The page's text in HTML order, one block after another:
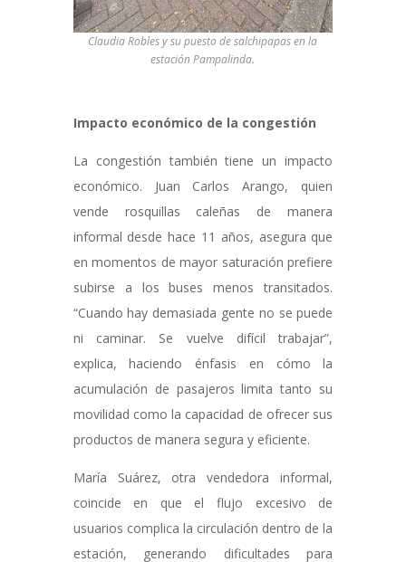
Claudia Robles y su puesto de salchipapas en la
estación Pampalinda.
Impacto económico de la congestión
La congestión también tiene un impacto
económico. Juan Carlos Arango, quien
vende rosquillas caleñas de manera
informal desde hace 11 años, asegura que
en momentos de mayor saturación prefiere
subirse a los buses menos transitados.
“Cuando hay demasiada gente no se puede
ni caminar. Se vuelve difícil trabajar”,
explica, haciendo énfasis en cómo la
acumulación de pasajeros limita tanto su
movilidad como la capacidad de ofrecer sus
productos de manera segura y eficiente.
María Suárez, otra vendedora informal,
coincide en que el flujo excesivo de
usuarios complica la circulación dentro de la
estación, generando dificultades para